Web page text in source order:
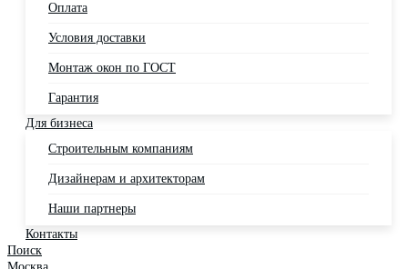
Оплата
Условия доставки
Монтаж окон по ГОСТ
Гарантия
Для бизнеса
Строительным компаниям
Дизайнерам и архитекторам
Наши партнеры
Контакты
Поиск